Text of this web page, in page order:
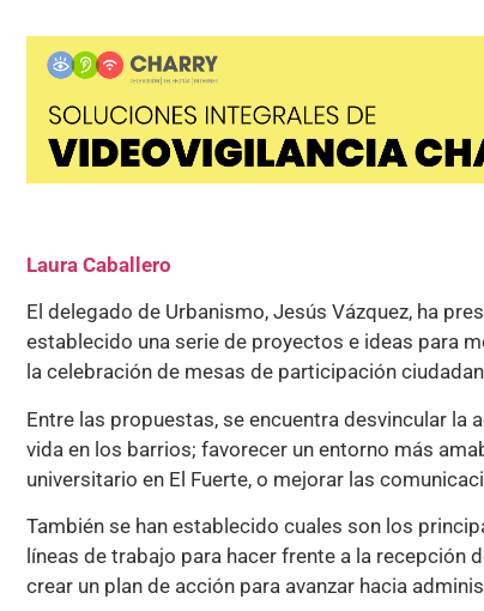
Laura Caballero
El delegado de Urbanismo, Jesús Vázquez, ha
establecido una serie de proyectos e ideas para
la celebración de mesas de participación
Entre las propuestas, se encuentra desvincular
vida en los barrios; favorecer un entorno más
universitario en El Fuerte, o mejorar las
También se han establecido cuales son los
líneas de trabajo para hacer frente a la
crear un plan de acción para avanzar hacia